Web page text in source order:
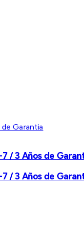
/ 3 Años de
/ 3 Años de